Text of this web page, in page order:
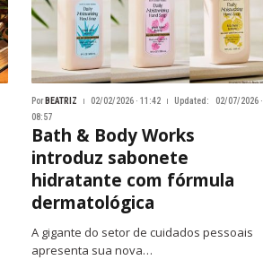
Por BEATRIZ 02/02/2026 · 11:42 Updated:
02/07/2026 ·
08:57
Bath & Body Works
introduz sabonete
hidratante com fórmula
dermatológica
A gigante do setor de cuidados pessoais
apresenta sua nova…